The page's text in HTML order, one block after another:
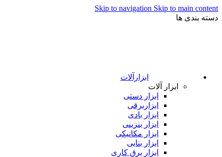
Skip to navigation Skip to main content
دسته بندی ها
ابزارآلات
ابزار آلات
ابزار دستی
ابزاربرقی
ابزار بادی
ابزار بنزینی
ابزار مکانیکی
ابزار بنایی
ابزار برق کاری